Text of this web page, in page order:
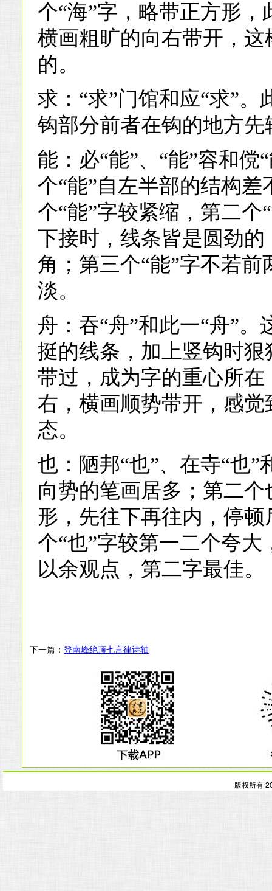
个“海”字，略带正方形
横画粗旷的向右带开，
的。
求：“求”门馆和应“求”
钩部分前者在钩的地方
能：必“能”、“能”容和傥
个“能”自左半部的结构
个“能”字较紧缩，第二
下接时，线条皆是圆劲
角；第三个“能”字不若
淡。
舟：吞“舟”和此一“舟”
挺的线条，加上竖钩时
带过，成为字的重心所
右，横画顺势带开，感
态。
也：陋邦“也”、在寺“也”
向势的笔画居多；第二
形，先往下再往内，停
个“也”字较第一二个夸
以余观点，第二字最佳。
下一篇：登南峰绝顶七言律诗轴
版权所有